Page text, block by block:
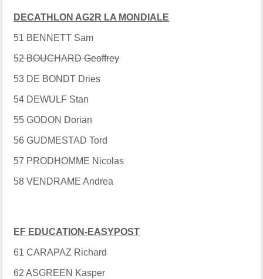
DECATHLON AG2R LA MONDIALE
51 BENNETT Sam
52 BOUCHARD Geoffrey
53 DE BONDT Dries
54 DEWULF Stan
55 GODON Dorian
56 GUDMESTAD Tord
57 PRODHOMME Nicolas
58 VENDRAME Andrea
EF EDUCATION-EASYPOST
61 CARAPAZ Richard
62 ASGREEN Kasper